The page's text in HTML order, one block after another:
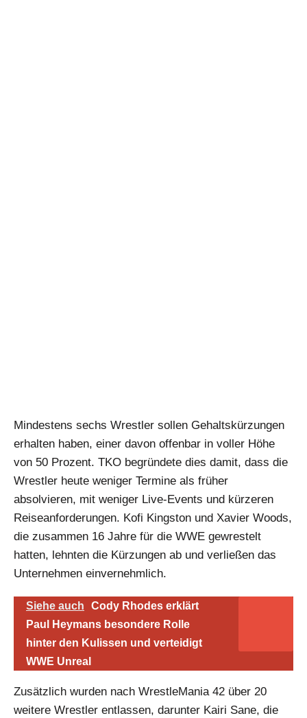
Mindestens sechs Wrestler sollen Gehaltskürzungen
erhalten haben, einer davon offenbar in voller Höhe
von 50 Prozent. TKO begründete dies damit, dass die
Wrestler heute weniger Termine als früher
absolvieren, mit weniger Live-Events und kürzeren
Reiseanforderungen. Kofi Kingston und Xavier Woods,
die zusammen 16 Jahre für die WWE gewrestelt
hatten, lehnten die Kürzungen ab und verließen das
Unternehmen einvernehmlich.
Siehe auch
Cody Rhodes erklärt
Paul Heymans besondere Rolle
hinter den Kulissen und verteidigt
WWE Unreal
Zusätzlich wurden nach WrestleMania 42 über 20
weitere Wrestler entlassen, darunter Kairi Sane, die